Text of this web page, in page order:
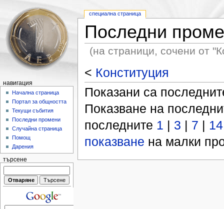
Последни
(на страници, сочени от
< Конституция
Показани са
Показване на
последните 1 | 3 | 7 | 14
показване на малки
специална страница
навигация
Начална страница
Портал за общността
Текущи събития
Последни промени
Случайна страница
Помощ
Дарения
търсене